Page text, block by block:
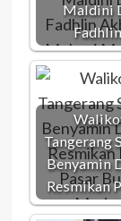
Maldini
Tangerang
Benyamin
Resmikan